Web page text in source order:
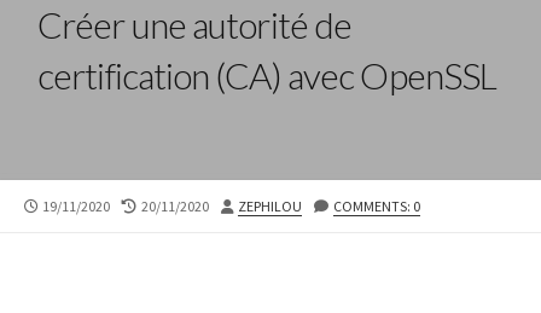
Créer une autorité de
certification (CA) avec OpenSSL
PUBLISHED
19/11/2020
LAST
20/11/2020 AUTHOR
ZEPHILOU COMMENTS: 0